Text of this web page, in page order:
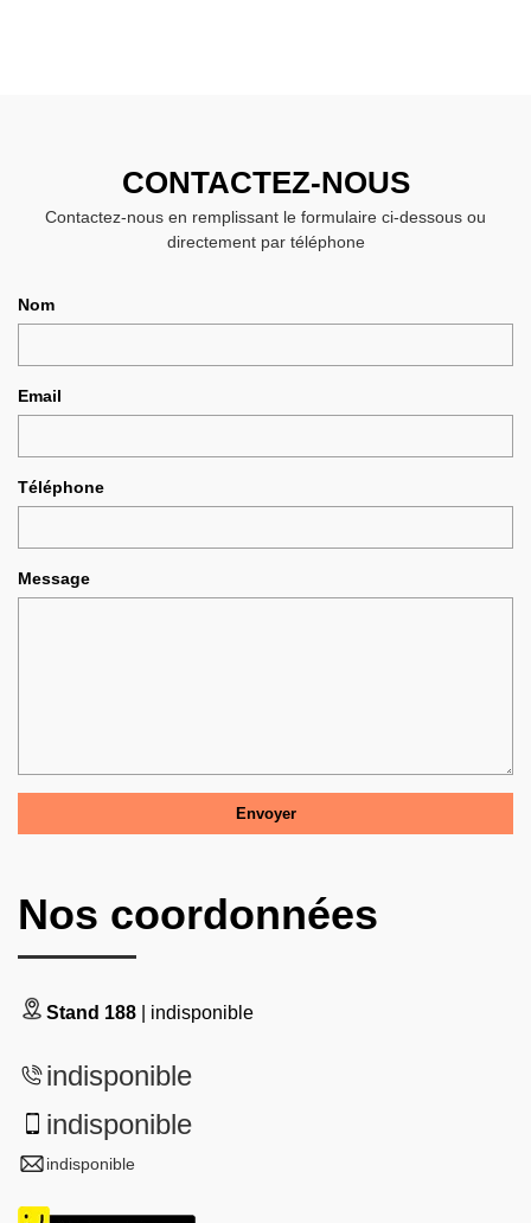
CONTACTEZ-NOUS
Contactez-nous en remplissant le formulaire ci-dessous ou
directement par téléphone
Nom
Email
Téléphone
Message
Nos coordonnées
Stand 188 | indisponible
indisponible
indisponible
indisponible